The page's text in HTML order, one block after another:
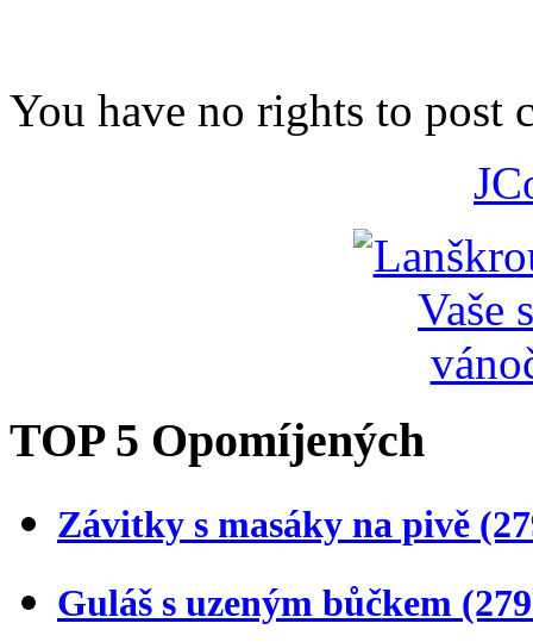
You have no rights to post
TOP 5 Opomíjených
Závitky s masáky na pivě
Guláš s uzeným bůčkem